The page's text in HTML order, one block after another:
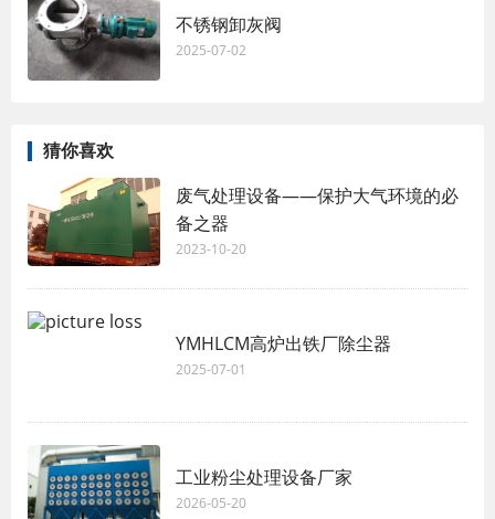
不锈钢卸灰阀
2025-07-02
猜你喜欢
废气处理设备——保护大气环境的必
备之器
2023-10-20
YMHLCM高炉出铁厂除尘器
2025-07-01
工业粉尘处理设备厂家
2026-05-20